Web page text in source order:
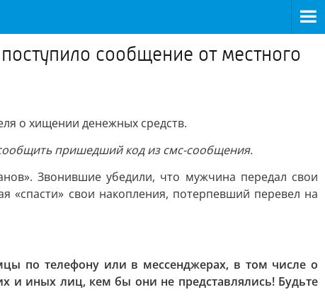
сообщение от местного
о хищении денежных средств.
пришедший код из смс-сообщения.
Звонившие убедили, что мужчина передал свои
свои накопления, потерпевший перевел на
по телефону или в мессенджерах, в том числе о
и иных лиц, кем бы они не представлялись! Будьте